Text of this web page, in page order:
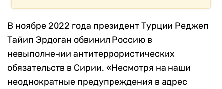
В ноябре 2022 года президент Турции Реджеп
Тайип Эрдоган обвинил Россию в
невыполнении антитеррористических
обязательств в Сирии. «Несмотря на наши
неоднократные предупреждения в адрес